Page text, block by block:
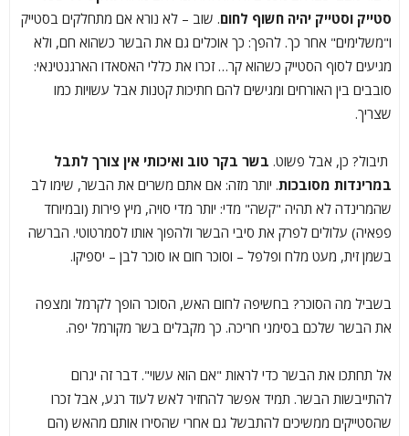
סטייק וסטייק יהיה חשוף לחום. שוב – לא נורא אם מתחלקים בסטייק
ו"משלימים" אחר כך. להפך: כך אוכלים גם את הבשר כשהוא חם, ולא
מגיעים לסוף הסטייק כשהוא קר… זכרו את כללי האסאדו הארגנטינאי:
סובבים בין האורחים ומגישים להם חתיכות קטנות אבל עשויות כמו
שצריך.
תיבול? כן, אבל פשוט. בשר בקר טוב ואיכותי אין צורך לתבל
במרינדות מסובכות. יותר מזה: אם אתם משרים את הבשר, שימו לב
שהמרינדה לא תהיה "קשה" מדי: יותר מדי סויה, מיץ פירות (ובמיוחד
פפאיה) עלולים לפרק את סיבי הבשר ולהפוך אותו לסמרטוטי. הברשה
בשמן זית, מעט מלח ופלפל – וסוכר חום או סוכר לבן – יספיקו.
בשביל מה הסוכר? בחשיפה לחום האש, הסוכר הופך לקרמל ומצפה
את הבשר שלכם בסימני חריכה. כך מקבלים בשר מקורמל יפה.
אל תחתכו את הבשר כדי לראות "אם הוא עשוי". דבר זה יגרום
להתייבשות הבשר. תמיד אפשר להחזיר לאש לעוד רגע, אבל זכרו
שהסטייקים ממשיכים להתבשל גם אחרי שהסירו אותם מהאש (הם